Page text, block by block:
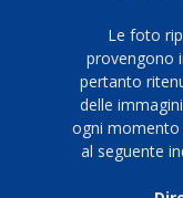
Le foto
provengono
pertanto
delle
ogni momento
al seguente